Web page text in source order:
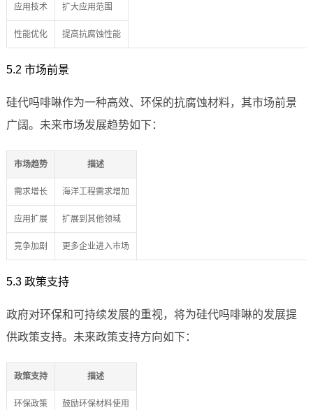
应用技术 扩大应用范围
性能优化 提高抗腐蚀性能
5.2 市场前景
硅代吗啡啉作为一种高效、环保的抗腐蚀材料，其市场前景
广阔。未来市场发展趋势如下：
市场趋势 描述
需求增长 海洋工程需求增加
应用扩展 扩展到其他领域
竞争加剧 更多企业进入市场
5.3 政策支持
政府对环保和可持续发展的重视，将为硅代吗啡啉的发展提
供政策支持。未来政策支持方向如下：
政策支持 描述
环保政策 鼓励环保材料使用